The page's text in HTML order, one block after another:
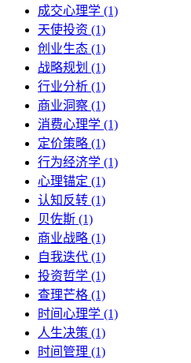
成交心理学 (1)
天使投资 (1)
创业生态 (1)
战略规划 (1)
行业分析 (1)
商业洞察 (1)
消费心理学 (1)
定价策略 (1)
行为经济学 (1)
心理锚定 (1)
认知反转 (1)
贝佐斯 (1)
商业战略 (1)
自我迭代 (1)
投资哲学 (1)
查理芒格 (1)
时间心理学 (1)
人生决策 (1)
时间管理 (1)